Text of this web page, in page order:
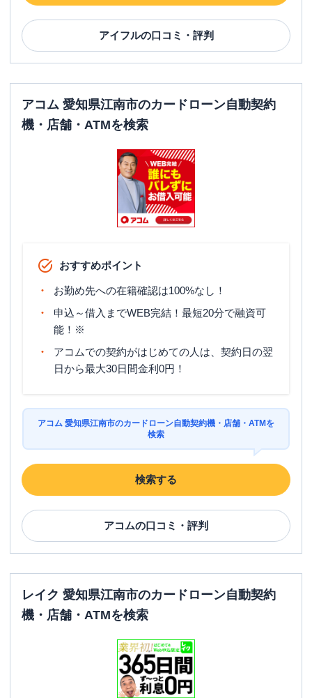
アイフルの口コミ・評判
アコム 愛知県江南市のカードローン自動契約
機・店舗・ATMを検索
おすすめポイント
お勤め先への在籍確認は100%なし！
申込～借入までWEB完結！最短20分で融資可
能！※
アコムでの契約がはじめての人は、契約日の翌
日から最大30日間金利0円！
アコム 愛知県江南市のカードローン自動契約機・店舗・ATMを
検索
検索する
アコムの口コミ・評判
レイク 愛知県江南市のカードローン自動契約
機・店舗・ATMを検索